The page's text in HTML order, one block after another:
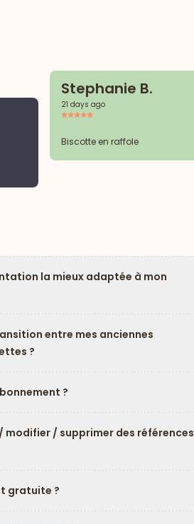
Stephanie B.
21 days ago
Biscotte en raffole
la mieux adaptée à mon
entre mes anciennes
?
?
/ supprimer des références
gratuite ?